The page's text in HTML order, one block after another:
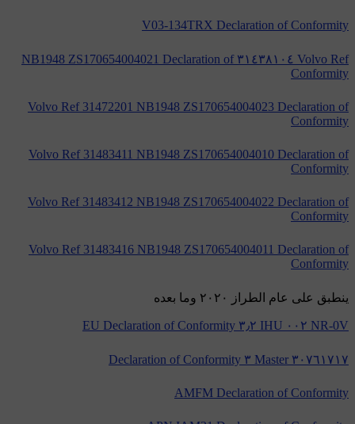
V03-134TRX Declaration of Conformity
Volvo Ref ٣١٤٣٨١٠٤ NB1948 ZS170654004021 Declaration of
Conformity
Volvo Ref 31472201 NB1948 ZS170654004023 Declaration of
Conformity
Volvo Ref 31483411 NB1948 ZS170654004010 Declaration of
Conformity
Volvo Ref 31483412 NB1948 ZS170654004022 Declaration of
Conformity
Volvo Ref 31483416 NB1948 ZS170654004011 Declaration of
Conformity
ينطبق على عام الطراز ٢٠٢٠ وما بعده
NR-0V ٠٠٢ IHU ٣٫٢ EU Declaration of Conformity
٣٠٧٦١٧١٧ Master ٣ Declaration of Conformity
AMFM Declaration of Conformity